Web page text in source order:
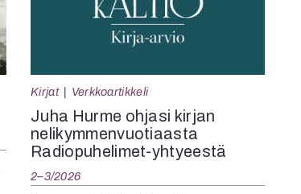
Kirjat Verkkoartikkeli
Juha Hurme ohjasi kirjan
nelikymmenvuotiaasta
Radiopuhelimet-yhtyeestä
2–3/2026